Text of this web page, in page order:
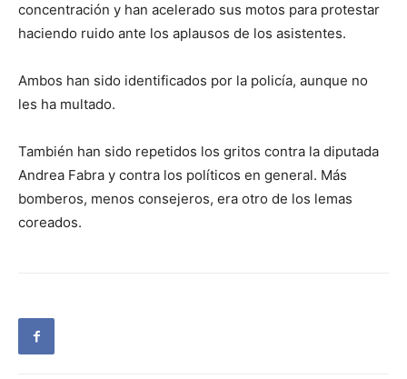
concentración y han acelerado sus motos para protestar
haciendo ruido ante los aplausos de los asistentes.
Ambos han sido identificados por la policía, aunque no
les ha multado.
También han sido repetidos los gritos contra la diputada
Andrea Fabra y contra los políticos en general. Más
bomberos, menos consejeros, era otro de los lemas
coreados.